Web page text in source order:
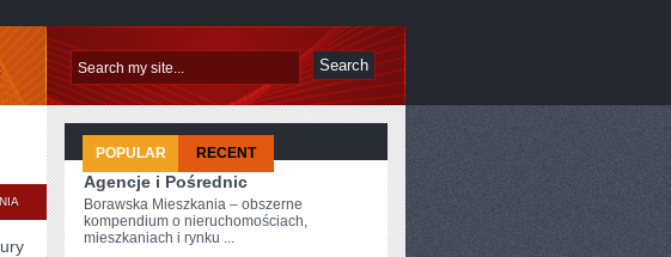
NAPOJE
ZIMNE
POPULAR RECENT
Agencje i Pośrednic
Borawska Mieszkania – obszerne
kompendium o nieruchomościach,
mieszkaniach i rynku ...